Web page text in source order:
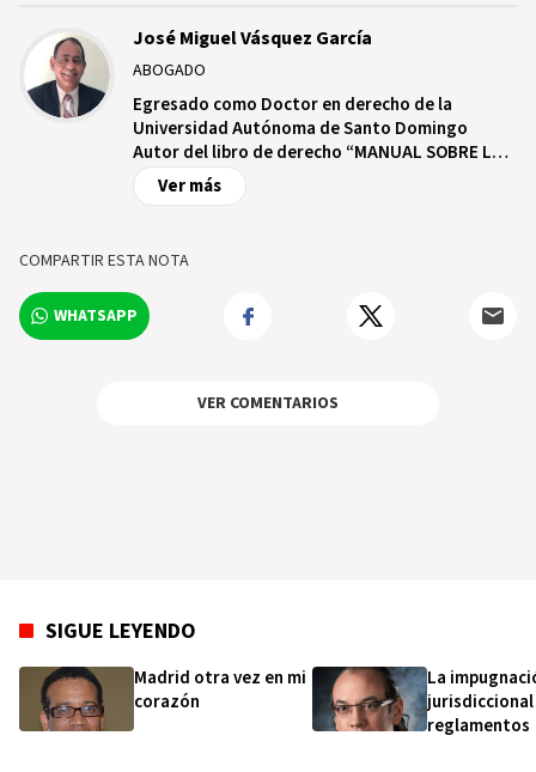
José Miguel Vásquez García
ABOGADO
Egresado como Doctor en derecho de la
Universidad Autónoma de Santo Domingo
Autor del libro de derecho “MANUAL SOBRE LAS
ACTAS Y ACCIONES DEL ESTADO CIVIL”.
Especialista en materia electoral y derecho
Maestría en estudios electorales Cursando el
Doctorado en la Universidad del País Vasco:
Sociedad Democracia Estado y Derecho.
Coordinador de maestría de Derecho
grado actualmente en la UASD Ex consultor
Jurídico de la Junta Central Electoral 2002-2007
Ver más
COMPARTIR ESTA NOTA
WHATSAPP
VER COMENTARIOS
SIGUE LEYENDO
Madrid otra vez en mi
corazón
La
reglamentos